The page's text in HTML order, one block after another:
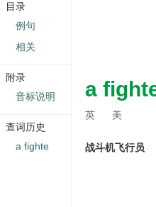
a
英 美
战斗机飞行员
目录
例句
相关
附录
音标说明
查词历史
a fighte